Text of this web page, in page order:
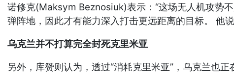
诺修克(Maksym Beznosiuk)表示：“这场无人机攻势
弹阵地，因此才有能力深入打击更远距离的目标。 他
乌克兰并不打算完全封死克里米亚
另外，库赞则认为，透过“消耗克里米亚”，乌克兰也正